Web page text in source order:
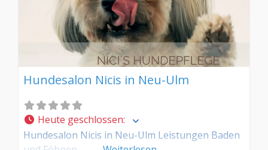
Hundesalon Nicis in Neu-Ulm
Heute geschlossen:
Hundesalon Nicis in Neu-Ulm Leistungen Baden